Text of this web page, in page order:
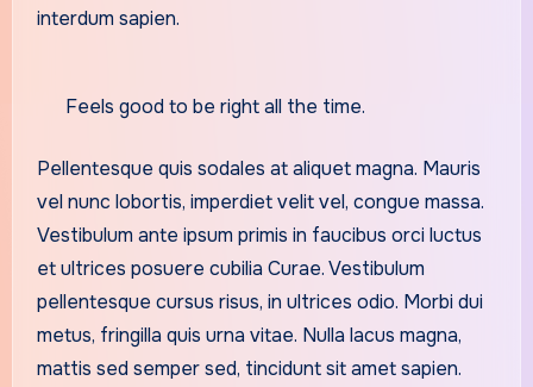
interdum sapien.
Feels good to be right all the time.
Pellentesque quis sodales at aliquet magna. Mauris
vel nunc lobortis, imperdiet velit vel, congue massa.
Vestibulum ante ipsum primis in faucibus orci luctus
et ultrices posuere cubilia Curae. Vestibulum
pellentesque cursus risus, in ultrices odio. Morbi dui
metus, fringilla quis urna vitae. Nulla lacus magna,
mattis sed semper sed, tincidunt sit amet sapien.